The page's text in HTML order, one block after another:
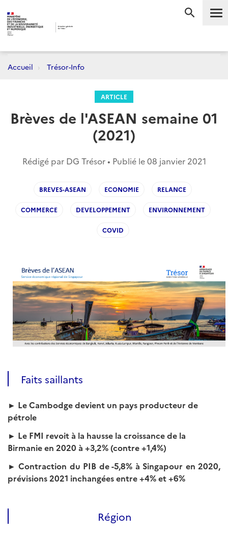
Accueil Trésor-Info
ARTICLE
Brèves de l'ASEAN semaine 01
(2021)
Rédigé par DG Trésor • Publié le08 janvier 2021
BREVES-ASEAN ECONOMIE RELANCE
COMMERCE DEVELOPPEMENT ENVIRONNEMENT
COVID
Faits saillants
► Le Cambodge devient un pays producteur de
pétrole
► Le FMI revoit à la hausse la croissance de la
Birmanie en 2020 à +3,2% (contre +1,4%)
► Contraction du PIB de -5,8% à Singapour en 2020,
prévisions 2021 inchangées entre +4% et +6%
Région